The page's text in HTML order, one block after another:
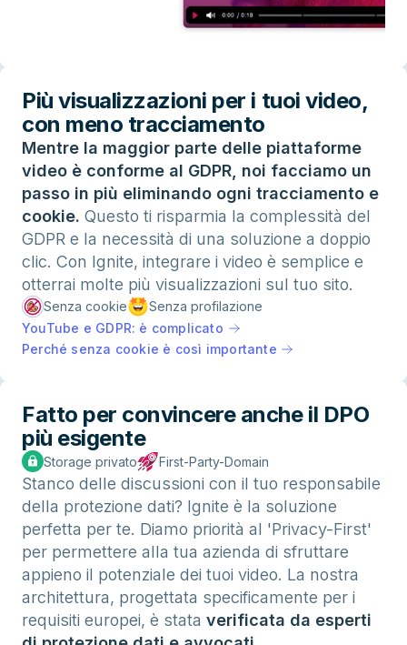
Più visualizzazioni per i tuoi video,
con meno tracciamento
Mentre la maggior parte delle piattaforme
video è conforme al GDPR, noi facciamo un
passo in più eliminando ogni tracciamento e
cookie. Questo ti risparmia la complessità del
GDPR e la necessità di una soluzione a doppio
clic. Con Ignite, integrare i video è semplice e
otterrai molte più visualizzazioni sul tuo sito.
Senza cookie
Senza profilazione
YouTube e GDPR: è complicato
Perché senza cookie è così importante
Fatto per convincere anche il DPO
più esigente
Storage privato First-Party-Domain
Stanco delle discussioni con il tuo responsabile
della protezione dati? Ignite è la soluzione
perfetta per te. Diamo priorità al 'Privacy-First'
per permettere alla tua azienda di sfruttare
appieno il potenziale dei tuoi video. La nostra
architettura, progettata specificamente per i
requisiti europei, è stata verificata da esperti